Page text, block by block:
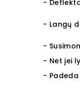
-
- Langų
-
- Net jei
-